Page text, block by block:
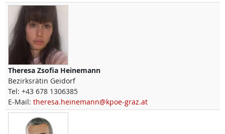
Theresa Zsofia Heinemann
Bezirksrätin Geidorf
Tel: +43 678 1306385
E-Mail: theresa.heinemann@kpoe-graz.at